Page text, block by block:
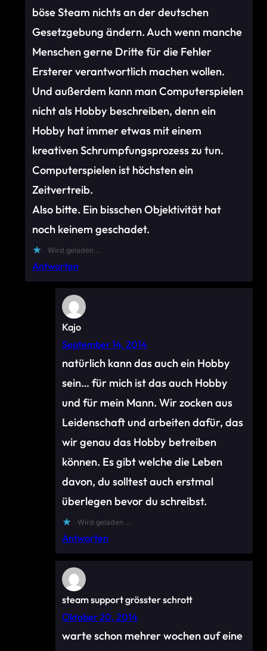
böse Steam nichts an der deutschen
Gesetzgebung ändern. Auch wenn manche
Menschen gerne Dritte für die Fehler
Ersterer verantwortlich machen wollen.
Und außerdem kann man Computerspielen
nicht als Hobby beschreiben, denn ein
Hobby hat immer etwas mit einem
kreativen Schrumpfungsprozess zu tun.
Computerspielen ist höchsten ein
Zeitvertreib.
Also bitte. Ein bisschen Objektivität hat
noch keinem geschadet.
Wird geladen …
Antworten
Kajo
September 14, 2014
natürlich kann das auch ein Hobby
sein… für mich ist das auch Hobby
und für mein Mann. Wir zocken aus
Leidenschaft und arbeiten dafür, das
wir genau das Hobby betreiben
können. Es gibt welche die Leben
davon, du solltest auch erstmal
überlegen bevor du schreibst.
Wird geladen …
Antworten
steam support grösster schrott
Oktober 20, 2014
warte schon mehrer wochen auf eine